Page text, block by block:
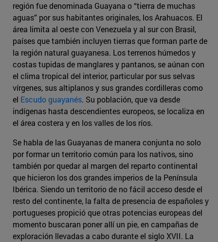
región fue denominada Guayana o “tierra de muchas
aguas” por sus habitantes originales, los Arahuacos. El
área limita al oeste con Venezuela y al sur con Brasil,
países que también incluyen tierras que forman parte de
la región natural guayanesa. Los terrenos húmedos y
costas tupidas de manglares y pantanos, se aúnan con
el clima tropical del interior, particular por sus selvas
vírgenes, sus altiplanos y sus grandes cordilleras como
el Escudo guayanés. Su población, que va desde
indígenas hasta descendientes europeos, se localiza en
el área costera y en los valles de los ríos.
Se habla de las Guayanas de manera conjunta no solo
por formar un territorio común para los nativos, sino
también por quedar al margen del reparto continental
que hicieron los dos grandes imperios de la Península
Ibérica. Siendo un territorio de no fácil acceso desde el
resto del continente, la falta de presencia de españoles y
portugueses propició que otras potencias europeas del
momento buscaran poner allí un pie, en campañas de
exploración llevadas a cabo durante el siglo XVII. La